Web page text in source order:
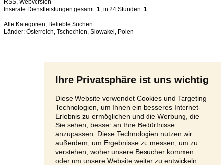
Ihre Privatsphäre ist uns wichtig
Diese Website verwendet Cookies und Targeting
Technologien, um Ihnen ein besseres Internet-
Erlebnis zu ermöglichen und die Werbung, die
Sie sehen, besser an Ihre Bedürfnisse
anzupassen. Diese Technologien nutzen wir
außerdem, um Ergebnisse zu messen, um zu
verstehen, woher unsere Besucher kommen
oder um unsere Website weiter zu entwickeln.
RSS,
Inserate Dienstleistungen gesamt: 1, in 24 Stunden: 1
Alle Kategorien, Beliebte Suchen
Länder: Österreich, Tschechien, Slowakei, Polen